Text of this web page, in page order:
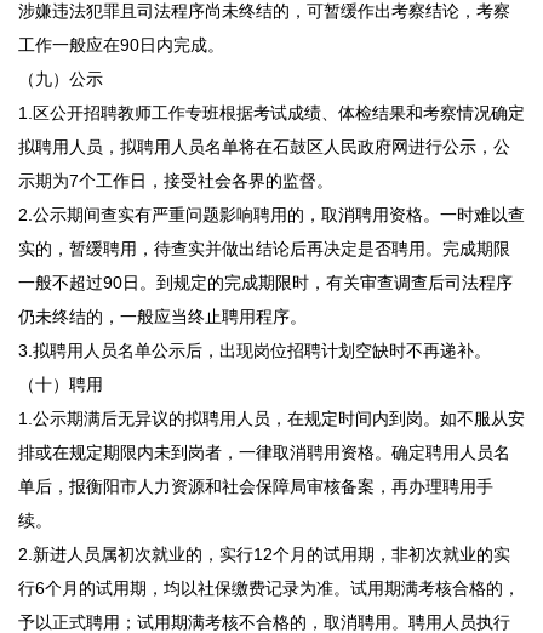
涉嫌违法犯罪且司法程序尚未终结的，可暂缓作出考察结论，考察
工作一般应在90日内完成。
（九）公示
1.区公开招聘教师工作专班根据考试成绩、体检结果和考察情况确定
拟聘用人员，拟聘用人员名单将在石鼓区人民政府网进行公示，公
示期为7个工作日，接受社会各界的监督。
2.公示期间查实有严重问题影响聘用的，取消聘用资格。一时难以查
实的，暂缓聘用，待查实并做出结论后再决定是否聘用。完成期限
一般不超过90日。到规定的完成期限时，有关审查调查后司法程序
仍未终结的，一般应当终止聘用程序。
3.拟聘用人员名单公示后，出现岗位招聘计划空缺时不再递补。
（十）聘用
1.公示期满后无异议的拟聘用人员，在规定时间内到岗。如不服从安
排或在规定期限内未到岗者，一律取消聘用资格。确定聘用人员名
单后，报衡阳市人力资源和社会保障局审核备案，再办理聘用手
续。
2.新进人员属初次就业的，实行12个月的试用期，非初次就业的实
行6个月的试用期，均以社保缴费记录为准。试用期满考核合格的，
予以正式聘用；试用期满考核不合格的，取消聘用。聘用人员执行